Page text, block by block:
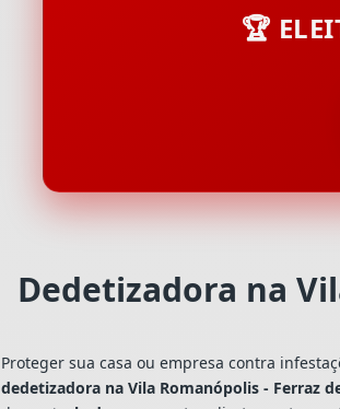
🏆
Dedetizadora na
Proteger sua casa ou empresa contra
dedetizadora na Vila Romanópolis - Ferraz